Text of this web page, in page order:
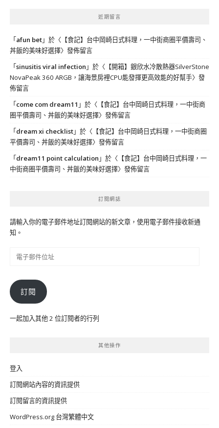
近期留言
「afun bet」於〈 【食記】台中岡崎日式料理，一中街商圈平價壽司、
丼飯的美味好選擇〉發佈留言
「sinusitis viral infection 」於〈 【開箱】銀欣水冷散熱器SilverStone
NovaPeak 360 ARGB，讓海景房裡CPU能發揮更高效能的好幫手〉發
佈留言
「come com dream11 」於〈 【食記】台中岡崎日式料理，一中街商
圈平價壽司、丼飯的美味好選擇〉發佈留言
「dream xi checklist」於〈 【食記】台中岡崎日式料理，一中街商圈
平價壽司、丼飯的美味好選擇〉發佈留言
「dream11 point calculation 」於〈 【食記】台中岡崎日式料理，一
中街商圈平價壽司、丼飯的美味好選擇〉發佈留言
訂閱網誌
請輸入你的電子郵件地址訂閱網站的新文章，使用電子郵件接收新通
知。
件
位
訂閱
一起加入其他 2 位訂閱者的行列
其他操作
登入
訂閱網站內容的資訊提供
訂閱留言的資訊提供
WordPress.org 台灣繁體中文